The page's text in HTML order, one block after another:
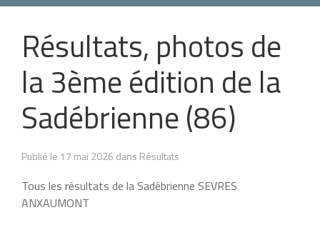
Résultats, photos de
la 3ème édition de la
Sadébrienne (86)
Publié le 17 mai 2026 dans Résultats
Tous les résultats de la Sadébrienne SEVRES
ANXAUMONT